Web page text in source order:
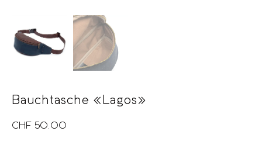
Bauchtasche «Lagos»
CHF 50.00